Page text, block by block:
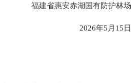
福建省惠安赤湖国有防护林场
2026年5月15日